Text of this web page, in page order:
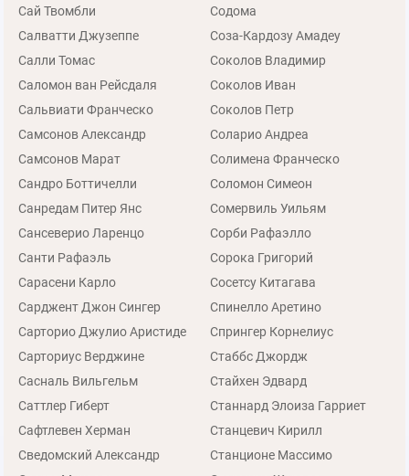
Сай Твомбли
Салватти Джузеппе
Салли Томас
Саломон ван Рейсдаля
Сальвиати Франческо
Самсонов Александр
Самсонов Марат
Сандро Боттичелли
Санредам Питер Янс
Сансеверио Ларенцо
Санти Рафаэль
Сарасени Карло
Сарджент Джон Сингер
Сарторио Джулио Аристиде
Сарториус Верджине
Сасналь Вильгельм
Саттлер Гиберт
Сафтлевен Херман
Сведомский Александр
Содома
Соза-Кардозу Амадеу
Соколов Владимир
Соколов Иван
Соколов Петр
Соларио Андреа
Солимена Франческо
Соломон Симеон
Сомервиль Уильям
Сорби Рафаэлло
Сорока Григорий
Сосетсу Китагава
Спинелло Аретино
Спрингер Корнелиус
Стаббс Джордж
Стайхен Эдвард
Станнард Элоиза Гарриет
Станцевич Кирилл
Станционе Массимо